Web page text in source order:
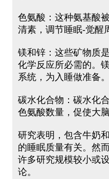
色氨酸：这种氨基酸
清素，调节睡眠-觉醒
镁和锌：这些矿物质
化学反应所必需的。
系统，为入睡做准备。
碳水化合物：碳水化
色氨酸数量，促使大
研究表明，包含牛奶
的睡眠质量有关。然
许多研究规模较小或
论。